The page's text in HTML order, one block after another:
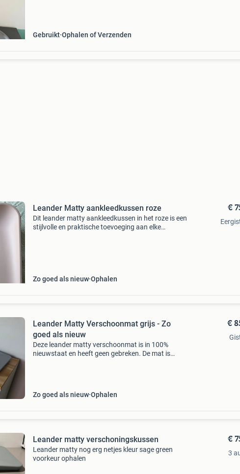
Gebruikt Ophalen of Verzenden
Leander Matty aankleedkussen roze
Dit leander matty aankleedkussen in het roze is een
stijlvolle en praktische toevoeging aan elke
Zo goed als nieuw Ophalen
€
Leander Matty Verschoonmat grijs - Zo
goed als nieuw
Deze leander matty verschoonmat is in 100%
nieuwstaat en heeft geen gebreken. De mat is
Zo goed als nieuw Ophalen
€
Leander matty verschoningskussen
Leander matty nog erg netjes kleur sage green
voorkeur ophalen
€
3